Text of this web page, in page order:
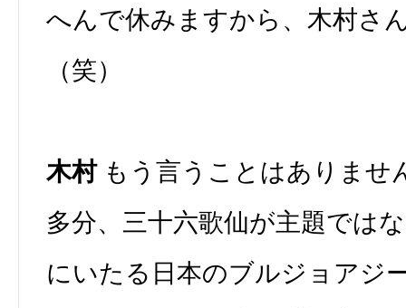
へんで休みますから、木村さ
（笑）
木村もう言うことはありませ
多分、三十六歌仙が主題では
にいたる日本のブルジョアジ